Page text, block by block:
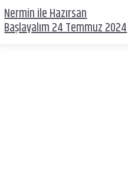
Nermin ile Hazırsan
Başlayalım 24 Temmuz 2024